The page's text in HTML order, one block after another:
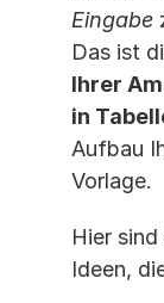
Eingabe
Das ist
Ihrer
in
Aufbau
Vorlage.
Hier
Ideen,